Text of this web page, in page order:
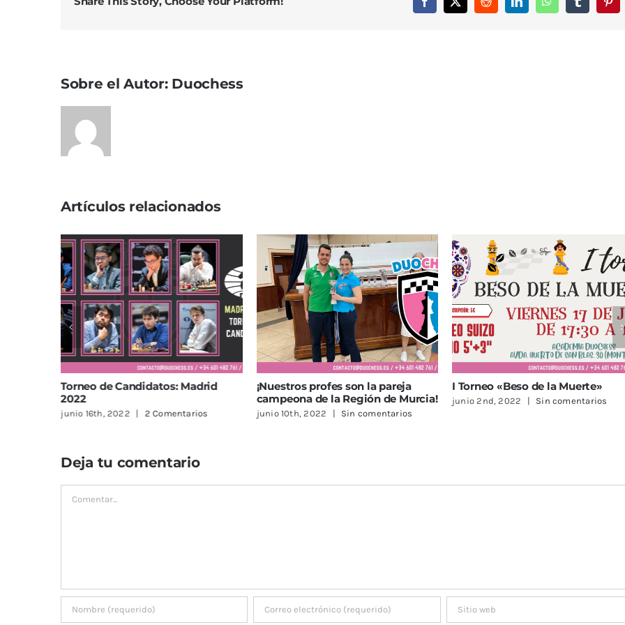
Facebook
X RedditLinkedInWhatsAppTumblr
Sobre el Autor: Duochess
Artículos relacionados
¡Nuestros profes son la pareja
campeona de la Región de Murcia!
junio 10th, 2022 | Sin comentarios
I Torneo «Beso de la Muerte»
junio 2nd, 2022 | Sin comentarios
¡Sigue la Escuela de
Duochess!
Deja tu comentario
Comentar